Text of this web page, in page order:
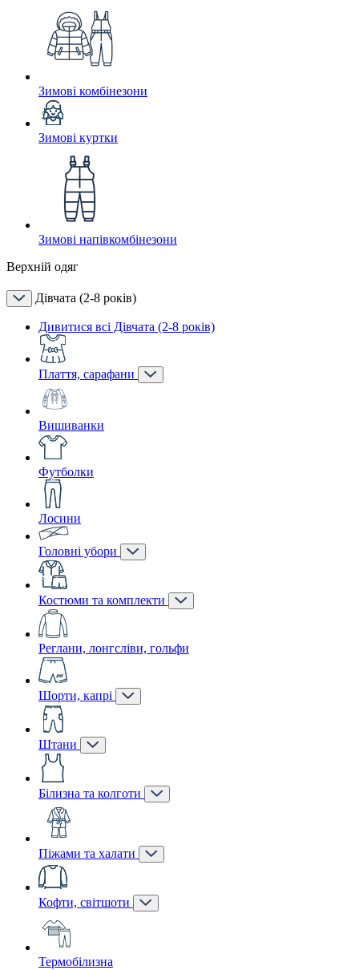
Зимові комбінезони
Зимові куртки
Зимові напівкомбінезони
Верхній одяг
Дівчата (2-8 років)
Дивитися всі Дівчата (2-8 років)
Плаття, сарафани
Вишиванки
Футболки
Лосини
Головні убори
Костюми та комплекти
Реглани, лонгсліви, гольфи
Шорти, капрі
Штани
Білизна та колготи
Піжами та халати
Кофти, світшоти
Термобілизна